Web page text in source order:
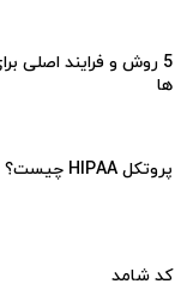
5 روش و فرایند اصلی
ها
پروتکل HIPAA چیست؟
کد شامد